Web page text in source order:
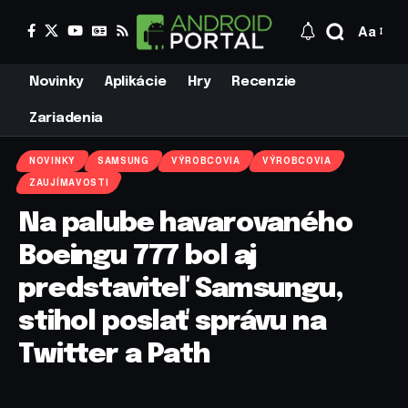
Aa
Novinky Aplikácie Hry Recenzie
Zariadenia
NOVINKY SAMSUNG VÝROBCOVIA VÝROBCOVIA
ZAUJÍMAVOSTI
Na palube havarovaného
Boeingu 777 bol aj
predstaviteľ Samsungu,
stihol poslať správu na
Twitter a Path